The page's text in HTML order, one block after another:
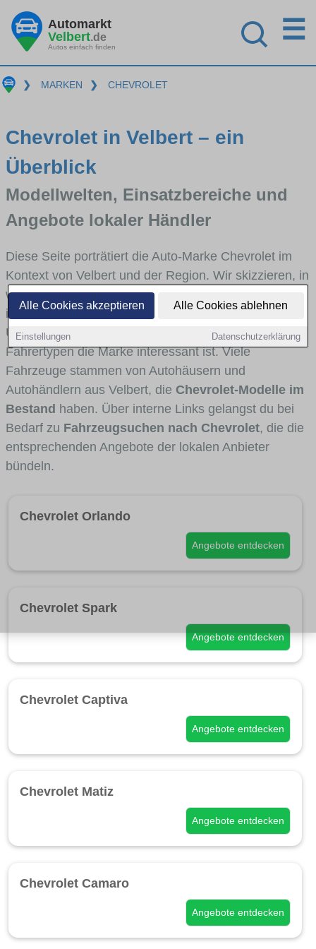
Alle Cookies akzeptieren Alle Cookies ablehnen
Einstellungen Datenschutzerklärung
Automarkt
Velbert.de
Autos einfach finden
☰
❯ MARKEN ❯ CHEVROLET
Chevrolet in Velbert – ein
Überblick
Modellwelten, Einsatzbereiche und
Angebote lokaler Händler
Diese Seite porträtiert die Auto-Marke Chevrolet im
Kontext von Velbert und der Region. Wir skizzieren, in
welchen Fahrzeugklassen Chevrolet stark vertreten
ist, welche Modellreihen häufig im Stadt- und
Umlandverkehr zu sehen sind und für welche
Fahrertypen die Marke interessant ist. Viele
Fahrzeuge stammen von Autohäusern und
Autohändlern aus Velbert, die Chevrolet-Modelle im
Bestand haben. Über interne Links gelangst du bei
Bedarf zu Fahrzeugsuchen nach Chevrolet, die die
entsprechenden Angebote der lokalen Anbieter
bündeln.
Chevrolet Orlando
Angebote entdecken
Chevrolet Spark
Angebote entdecken
Chevrolet Captiva
Angebote entdecken
Chevrolet Matiz
Angebote entdecken
Chevrolet Camaro
Angebote entdecken